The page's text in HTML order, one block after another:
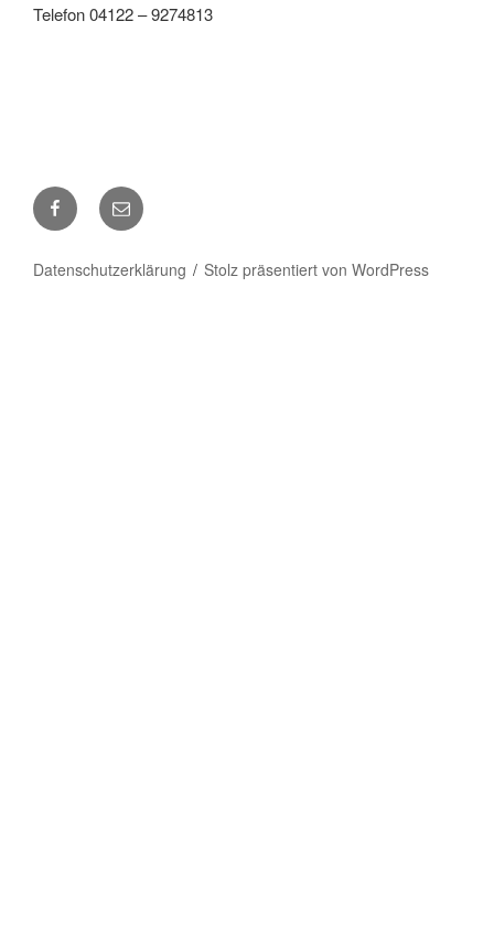
Telefon 04122 – 9274813
FacebookE-
Mail
Datenschutzerklärung Stolz präsentiert von WordPress